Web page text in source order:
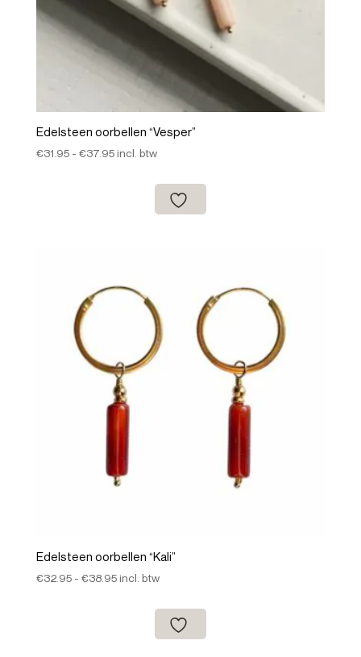
Edelsteen oorbellen “Vesper”
€31.95 - €37.95Prijsklasse:
incl. btw
Edelsteen oorbellen “Kali”
€32.95 - €38.95Prijsklasse:
incl. btw